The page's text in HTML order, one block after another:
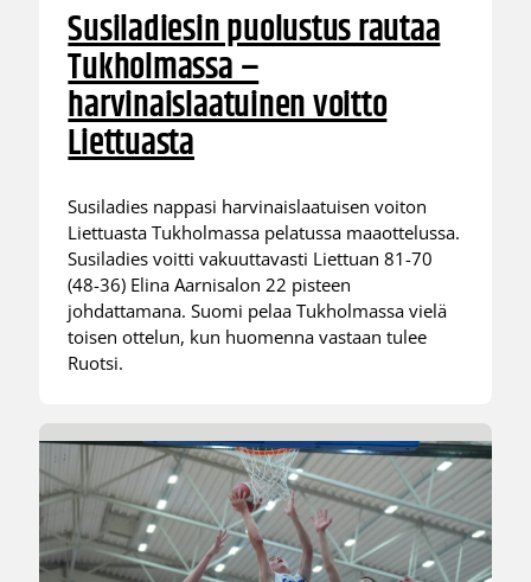
Susiladiesin puolustus rautaa
Tukholmassa –
harvinaislaatuinen voitto
Liettuasta
Susiladies nappasi harvinaislaatuisen voiton
Liettuasta Tukholmassa pelatussa maaottelussa.
Susiladies voitti vakuuttavasti Liettuan 81-70
(48-36) Elina Aarnisalon 22 pisteen
johdattamana. Suomi pelaa Tukholmassa vielä
toisen ottelun, kun huomenna vastaan tulee
Ruotsi.